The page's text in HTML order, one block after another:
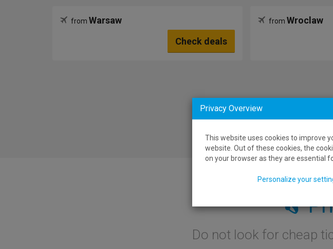
from Warsaw
Check deals
from Wroclaw
Do not look for cheap
Privacy Overview
This website uses cookies to improve
website. Out of these cookies, the
on your browser as they are essential
Personalize your